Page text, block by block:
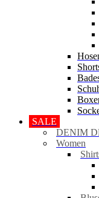
SALE
DENIM
Women